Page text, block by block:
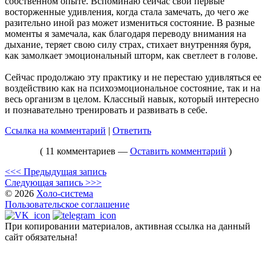
восторженные удивления, когда стала замечать, до чего же
разительно иной раз может измениться состояние. В разные
моменты я замечала, как благодаря переводу внимания на
дыхание, теряет свою силу страх, стихает внутренняя буря,
как замолкает эмоциональный шторм, как светлеет в голове.
Сейчас продолжаю эту практику и не перестаю удивляться ее
воздействию как на психоэмоциональное состояние, так и на
весь организм в целом. Классный навык, который интересно
и познавательно тренировать и развивать в себе.
Ссылка на комментарий | Ответить
( 11 комментариев — Оставить комментарий )
<<< Предыдущая запись
Следующая запись >>>
© 2026 Холо-система
Пользовательское соглашение
При копировании материалов, активная ссылка на данный
сайт обязательна!